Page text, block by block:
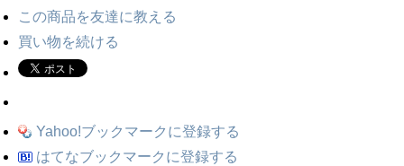
この商品を友達に教える
買い物を続ける
Yahoo!ブックマークに登録する
はてなブックマークに登録する